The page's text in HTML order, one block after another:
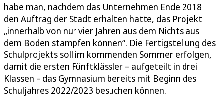
habe man, nachdem das Unternehmen Ende 2018
den Auftrag der Stadt erhalten hatte, das Projekt
„innerhalb von nur vier Jahren aus dem Nichts aus
dem Boden stampfen können“. Die Fertigstellung des
Schulprojekts soll im kommenden Sommer erfolgen,
damit die ersten Fünftklässler – aufgeteilt in drei
Klassen – das Gymnasium bereits mit Beginn des
Schuljahres 2022/2023 besuchen können.